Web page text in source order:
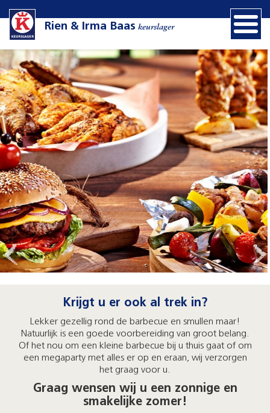
Rien & Irma Baas keurslager
Krijgt u er ook al trek in?
Lekker gezellig rond de barbecue en smullen maar!
Natuurlijk is een goede voorbereiding van groot belang.
Of het nou om een kleine barbecue bij u thuis gaat of om
een megaparty met alles er op en eraan, wij verzorgen
het graag voor u.
Graag wensen wij u een zonnige en
smakelijke zomer!